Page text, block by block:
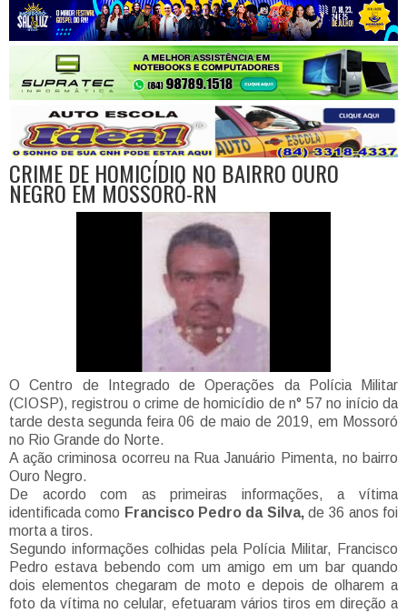
CRIME DE HOMICÍDIO NO BAIRRO OURO
NEGRO EM MOSSORÓ-RN
O Centro de Integrado de Operações da Polícia Militar
(CIOSP), registrou o crime de homicídio de n° 57 no início da
tarde desta segunda feira 06 de maio de 2019, em Mossoró
no Rio Grande do Norte.
A ação criminosa ocorreu na Rua Januário Pimenta, no bairro
Ouro Negro.
De acordo com as primeiras informações, a vítima
identificada como Francisco Pedro da Silva,de 36 anos foi
morta a tiros.
Segundo informações colhidas pela Polícia Militar, Francisco
Pedro estava bebendo com um amigo em um bar quando
dois elementos chegaram de moto e depois de olharem a
foto da vítima no celular, efetuaram vários tiros em direção a